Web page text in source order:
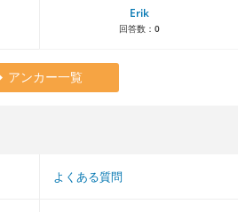
Erik
回答数： 0
アンカー一覧
よくある質問